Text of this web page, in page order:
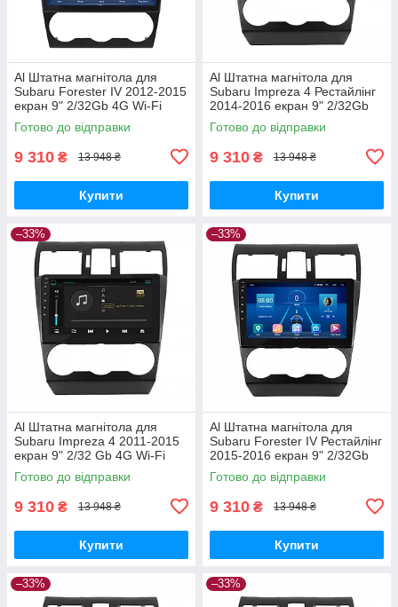
Al Штатна магнітола для
Subaru Forester IV 2012-2015
екран 9" 2/32Gb 4G Wi-Fi
GPS Top Android
Готово до відправки
9 310 ₴ 13 948 ₴
Купити
Al Штатна магнітола для
Subaru Impreza 4 Рестайлінг
2014-2016 екран 9" 2/32Gb
4G Wi-Fi GPS Top Android
Готово до відправки
9 310 ₴ 13 948 ₴
Купити
–33%
Al Штатна магнітола для
Subaru Impreza 4 2011-2015
екран 9" 2/32 Gb 4G Wi-Fi
GPS Top Android
Готово до відправки
9 310 ₴ 13 948 ₴
Купити
–33%
Al Штатна магнітола для
Subaru Forester IV Рестайлінг
2015-2016 екран 9" 2/32Gb
4G Wi-Fi GPS Top Android
Готово до відправки
9 310 ₴ 13 948 ₴
Купити
–33% –33%